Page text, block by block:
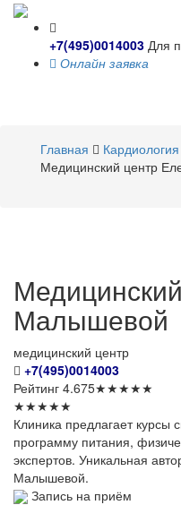
+7(495)0014003 Для
Онлайн заявка
Главная
Кардиология
Медицинский центр
Медицинский
Малышевой
медицинский центр
+7(495)0014003
Рейтинг 4.675★★★★★
★★★★★
Клиника предлагает
программу питания,
экспертов. Уникальная
Малышевой.
Запись на приём